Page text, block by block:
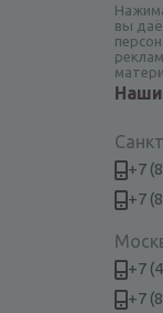
вы
+7
+7
+7
+7